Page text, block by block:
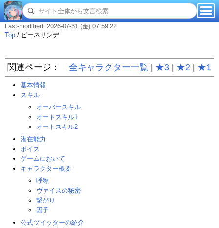
Last-modified: 2026-07-31 (金) 07:59:22
Top / ビーネリンデ
関連ページ： 全キャラクター一覧 ★3 ★2 ★1
基本情報
スキル
オーバースキル
オートスキル1
オートスキル2
潜在能力
ボイス
ゲームにおいて
キャラクター概要
呼称
ヴァイスの秘密
繋がり
因子
公式ツイッターの紹介